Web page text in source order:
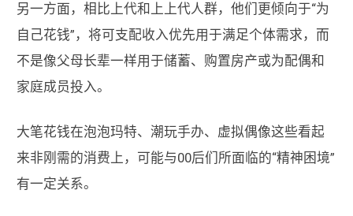
另一方面，相比上代和上上代人群，他们更倾向于“为
自己花钱”，将可支配收入优先用于满足个体需求，而
不是像父母长辈一样用于储蓄、购置房产或为配偶和
家庭成员投入。
大笔花钱在泡泡玛特、潮玩手办、虚拟偶像这些看起
来非刚需的消费上，可能与00后们所面临的“精神困境”
有一定关系。